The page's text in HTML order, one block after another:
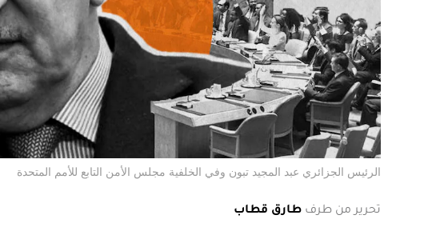
الرئيس الجزائري عبد المجيد تبون وفي الخلفية مجلس الأمن التابع للأمم المتحدة
تحرير من طرف طارق قطاب